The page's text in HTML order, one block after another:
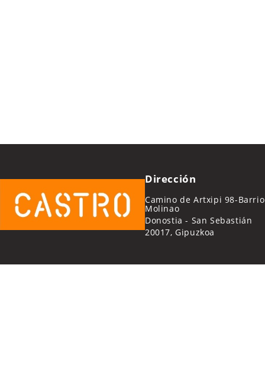
Dirección
Camino de Artxipi 98-Barrio
Molinao
Donostia - San Sebastián
20017, Gipuzkoa